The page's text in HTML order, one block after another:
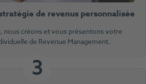
de revenus personnalisée
nous créons et vous présentons votre
de Revenue Management.
3